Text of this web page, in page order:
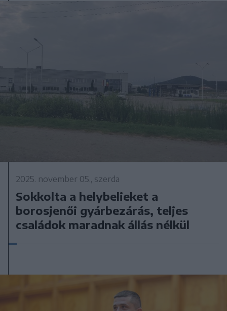
2025. november 05., szerda
Sokkolta a helybelieket a
borosjenői gyárbezárás, teljes
családok maradnak állás nélkül